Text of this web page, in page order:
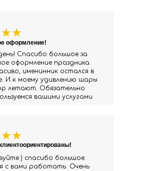
) спасибо большое.
с вами работать. Очень
Спасибо большое за
оформление праздника.
именинник остался в
И к моему удивлению шары
летают. Обязательно
вашими услугами
оформление!